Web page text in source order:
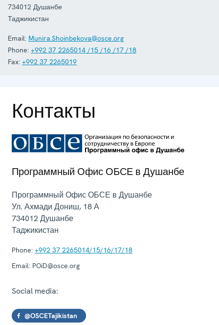
734012 Душанбе
Таджикистан
Email: Munira.Shoinbekova@osce.org
Phone: +992 37 2265014 /15 /16 /17 /18
Fax: +992 37 2265019
Контакты
Программный Офис ОБСЕ в Душанбе
Программный Офис ОБСЕ в Душанбе
Ул. Ахмади Дониш, 18 А
734012Душанбе
Таджикистан
Phone: +992 37 2265014/15/16/17/18
Email: POiD@osce.org
Social media:
@OSCETajikistan